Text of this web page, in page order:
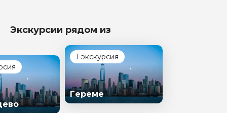
Экскурсии рядом из
1 экскурсия
Гереме